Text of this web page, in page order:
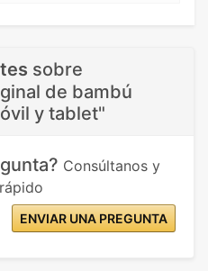
sobre
de bambú
y tablet"
Consúltanos y
ENVIAR UNA PREGUNTA